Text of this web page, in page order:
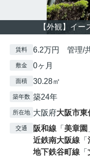
【外観】イ
賃料 6.2万円 管理/
敷金 0ヶ月
面積 30.28㎡
築年数 築24年
所在地 大阪府大阪市東
交通 阪和線 「 美章園
近鉄南大阪線 「
地下鉄谷町線 「